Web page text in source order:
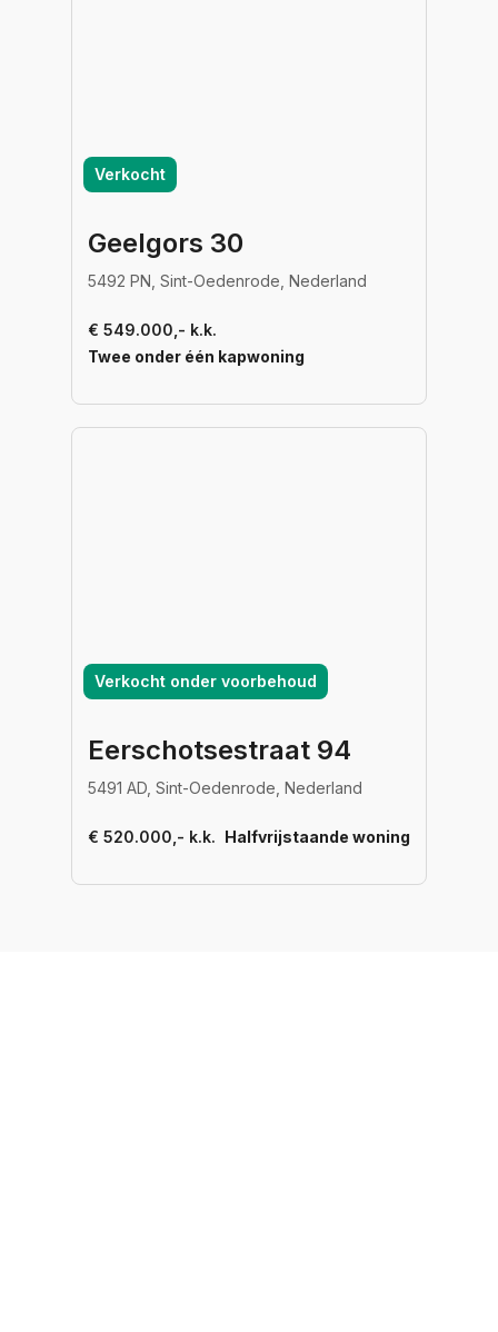
Verkocht
Geelgors 30
5492 PN, Sint-Oedenrode, Nederland
€ 549.000,- k.k.
Twee onder één kapwoning
Verkocht onder voorbehoud
Eerschotsestraat 94
5491 AD, Sint-Oedenrode, Nederland
€ 520.000,- k.k. Halfvrijstaande woning